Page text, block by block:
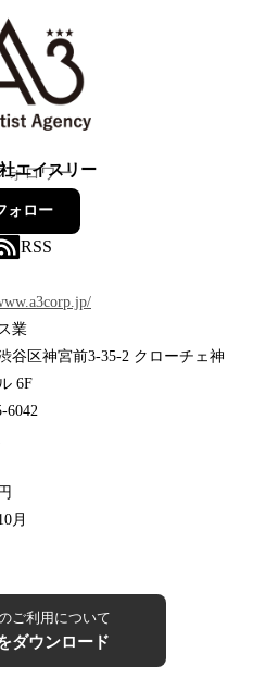
エイスリー
ォロワー
ォロー
RSS
業
谷区神宮前3-35-2 クローチェ神
6F
6042
月
ご利用について
ダウンロード